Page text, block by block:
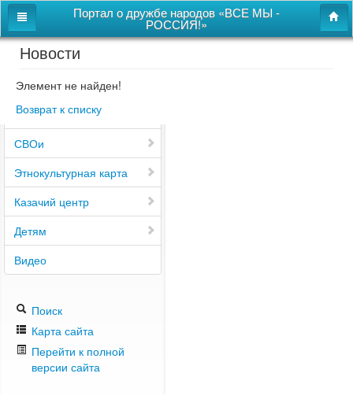
Портал о дружбе народов «ВСЕ МЫ -
РОССИЯ!»
Главная
Дом дружбы народов
Новости
СВОи
Этнокультурная карта
Казачий центр
Детям
Видео
Поиск
Карта сайта
Перейти к полной
версии сайта
Новости
Элемент не найден!
Возврат к списку